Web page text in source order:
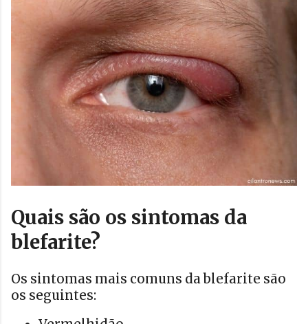
Quais são os sintomas da
blefarite?
Os sintomas mais comuns da blefarite são
os seguintes: